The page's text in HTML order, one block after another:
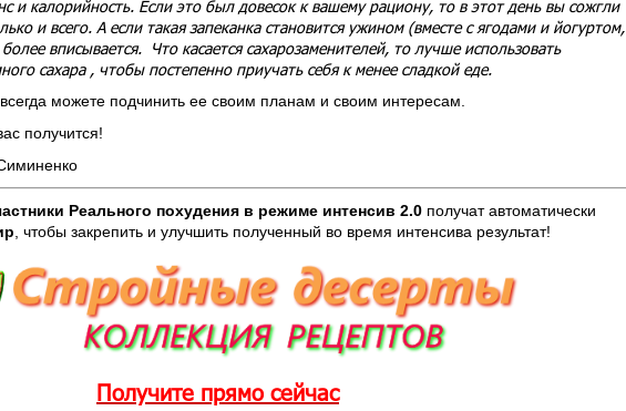
и калорийность. Если это был довесок к вашему рациону, то в этот день вы сожгли
и всего. А если такая запеканка становится ужином (вместе с ягодами и йогуртом,
вписывается. Что касается сахарозаменителей, то лучше использовать
сахара , чтобы постепенно приучать себя к менее сладкой еде.
можете подчинить ее своим планам и своим интересам.
получится!
Реального похудения в режиме интенсив 2.0получат автоматически
, чтобы закрепить и улучшить полученный во время интенсива результат!
Получите прямо сейчас